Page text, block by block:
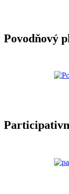
Povodňový